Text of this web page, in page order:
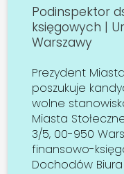
Podinspektor
księgowych |
Warszawy
Prezydent
poszukuje
wolne
Miasta
3/5, 00-950
finansowo-
Dochodów Biura